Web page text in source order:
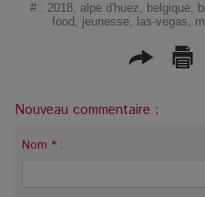
# : 2018, alpe d'huez, belgique,
food , jeunesse, las-vegas,
Nouveau commentaire :
Nom * :